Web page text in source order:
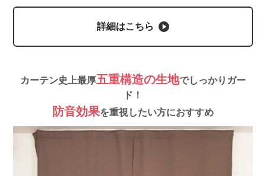
詳細はこちら
カーテン史上最厚五重構造の生地でしっかりガー
ド！
防音効果を重視したい方におすすめ